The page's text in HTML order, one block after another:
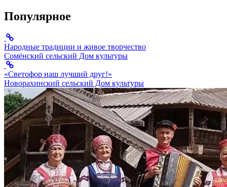
Популярное
Народные традиции и живое творчество
Сомёнский сельский Дом культуры
«Светофор наш лучший друг!»
Новорахинский сельский Дом культуры